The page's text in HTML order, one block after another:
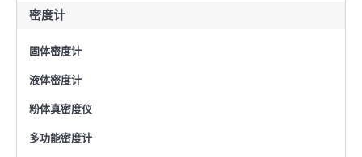
密度计
固体密度计
液体密度计
粉体真密度仪
多功能密度计